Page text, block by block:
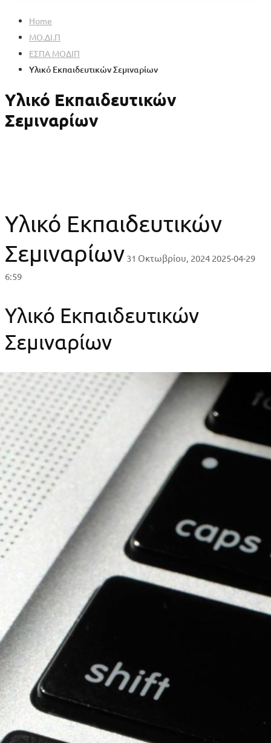
Home
ΜΟ.ΔΙ.Π
ΕΣΠΑ ΜΟΔΙΠ
Υλικό Εκπαιδευτικών Σεμιναρίων
Υλικό Εκπαιδευτικών
Σεμιναρίων
Υλικό Εκπαιδευτικών
Σεμιναρίων 31 Οκτωβρίου, 2024 2025-04-29
6:59
Υλικό Εκπαιδευτικών
Σεμιναρίων